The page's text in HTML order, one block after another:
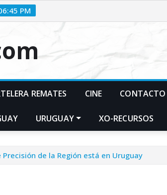
PM
REMATES CINE CONTACTO
URUGUAY XO-RECURSOS
de la Región está en Uruguay